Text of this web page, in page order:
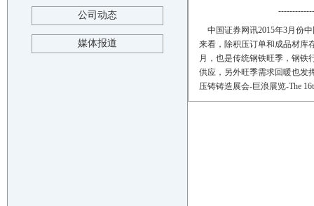
公司动态
媒体报道
中国证券网讯2015年3月份
来看，除积压订单和成品材
月，也是传统钢铁旺季，钢铁
供应，另外旺季需求回暖也
压铸铸造展会-巨浪展览-The